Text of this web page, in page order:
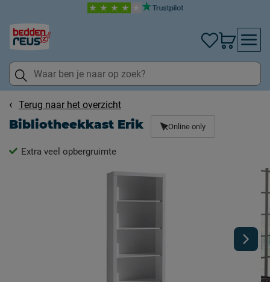
Terug naar het overzicht
Bibliotheekkast Erik Online only
Extra veel opbergruimte